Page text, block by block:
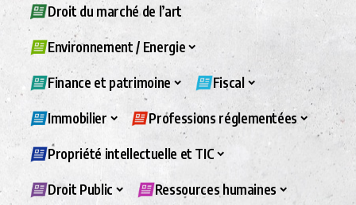
Droit du marché de l’art
Environnement / Energie
Finance et patrimoine Fiscal
Immobilier Professions réglementées
Propriété intellectuelle et TIC
Droit Public Ressources humaines